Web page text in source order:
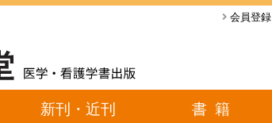
会員登録
新刊・近刊 書 籍